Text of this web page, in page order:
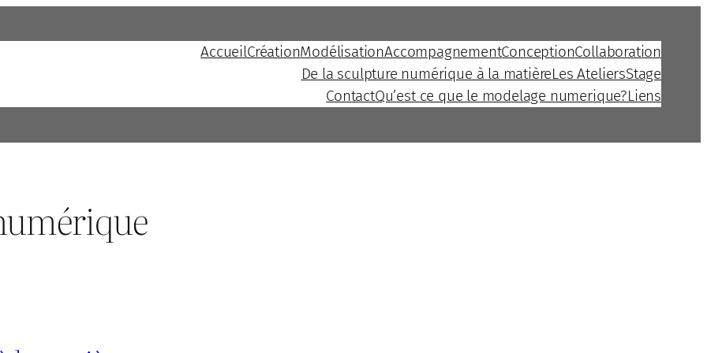
AccueilCréationModélisationAccompagnementConceptionCollaboration
De la sculpture numérique à la matièreLes AteliersStage
ContactQu’est ce que le modelage numerique?Liens